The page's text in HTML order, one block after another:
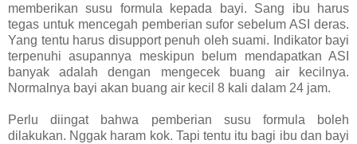
memberikan susu formula kepada bayi. Sang ibu harus
tegas untuk mencegah pemberian sufor sebelum ASI deras.
Yang tentu harus disupport penuh oleh suami. Indikator bayi
terpenuhi asupannya meskipun belum mendapatkan ASI
banyak adalah dengan mengecek buang air kecilnya.
Normalnya bayi akan buang air kecil 8 kali dalam 24 jam.
Perlu diingat bahwa pemberian susu formula boleh
dilakukan. Nggak haram kok. Tapi tentu itu bagi ibu dan bayi